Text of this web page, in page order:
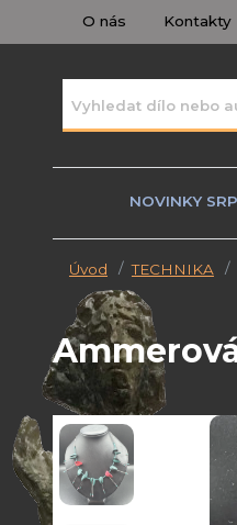
O nás Kontakty
NOVINKY
Úvod TECHNIKA